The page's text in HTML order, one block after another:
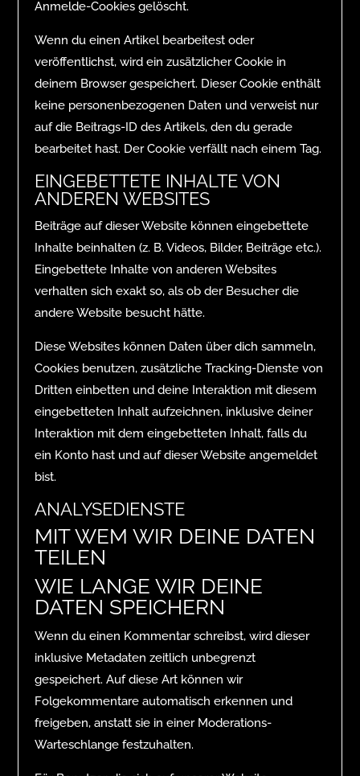
Anmelde-Cookies gelöscht.
Wenn du einen Artikel bearbeitest oder
veröffentlichst, wird ein zusätzlicher Cookie in
deinem Browser gespeichert. Dieser Cookie enthält
keine personenbezogenen Daten und verweist nur
auf die Beitrags-ID des Artikels, den du gerade
bearbeitet hast. Der Cookie verfällt nach einem Tag.
EINGEBETTETE INHALTE VON
ANDEREN WEBSITES
Beiträge auf dieser Website können eingebettete
Inhalte beinhalten (z. B. Videos, Bilder, Beiträge etc.).
Eingebettete Inhalte von anderen Websites
verhalten sich exakt so, als ob der Besucher die
andere Website besucht hätte.
Diese Websites können Daten über dich sammeln,
Cookies benutzen, zusätzliche Tracking-Dienste von
Dritten einbetten und deine Interaktion mit diesem
eingebetteten Inhalt aufzeichnen, inklusive deiner
Interaktion mit dem eingebetteten Inhalt, falls du
ein Konto hast und auf dieser Website angemeldet
bist.
ANALYSEDIENSTE
MIT WEM WIR DEINE DATEN
TEILEN
WIE LANGE WIR DEINE
DATEN SPEICHERN
Wenn du einen Kommentar schreibst, wird dieser
inklusive Metadaten zeitlich unbegrenzt
gespeichert. Auf diese Art können wir
Folgekommentare automatisch erkennen und
freigeben, anstatt sie in einer Moderations-
Warteschlange festzuhalten.